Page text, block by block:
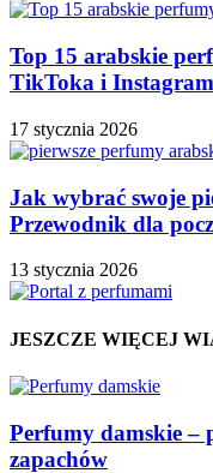
Top 15 arabskie
TikToka i Instagram
17 stycznia 2026
Jak wybrać swoje
Przewodnik dla
13 stycznia 2026
JESZCZE WIĘCEJ
Perfumy damskie –
zapachów